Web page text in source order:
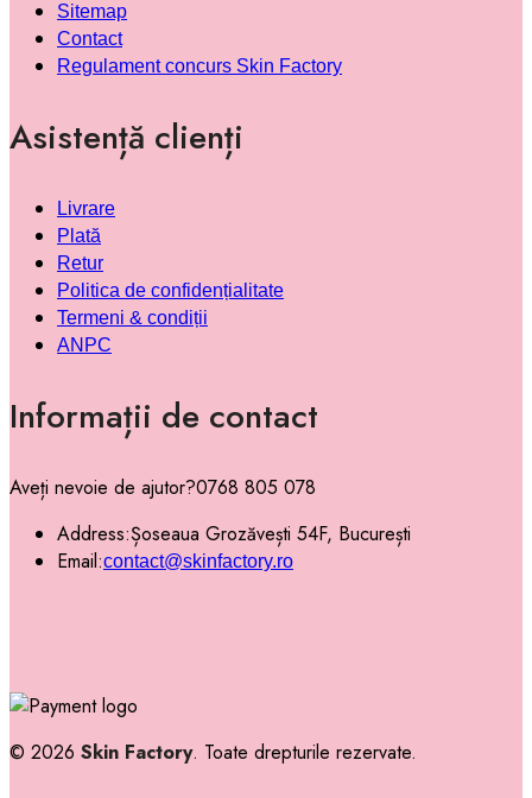
Sitemap
Contact
Regulament concurs Skin Factory
Asistență clienți
Livrare
Plată
Retur
Politica de confidențialitate
Termeni & condiții
ANPC
Informații de contact
Aveți nevoie de ajutor?0768 805 078
Address:Șoseaua Grozăvești 54F, București
Email:contact@skinfactory.ro
© 2026 Skin Factory. Toate drepturile rezervate.